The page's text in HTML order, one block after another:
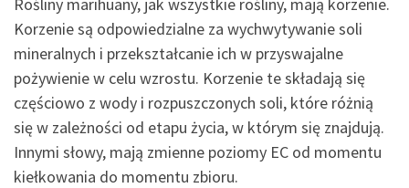
Korzenie są odpowiedzialne za wychwytywanie soli
mineralnych i przekształcanie ich w przyswajalne
pożywienie w celu wzrostu. Korzenie te składają się
częściowo z wody i rozpuszczonych soli, które różnią
się w zależności od etapu życia, w którym się znajdują.
Innymi słowy, mają zmienne poziomy EC od momentu
kiełkowania do momentu zbioru.